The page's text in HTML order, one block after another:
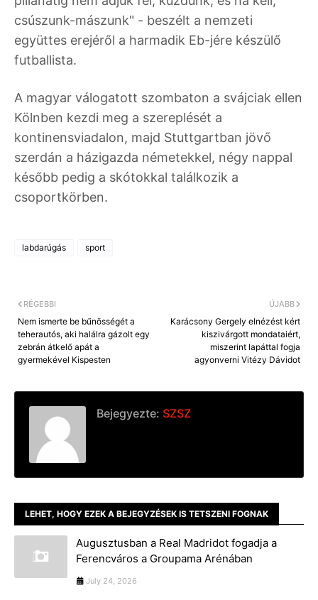
csúszunk-mászunk" - beszélt a nemzeti
együttes erejéről a harmadik Eb-jére készülő
futballista.
A magyar válogatott szombaton a svájciak ellen
Kölnben kezdi meg a szereplését a
kontinensviadalon, majd Stuttgartban jövő
szerdán a házigazda németekkel, négy nappal
később pedig a skótokkal találkozik a
csoportkörben.
labdarúgás sport
ÚJABB
Karácsony Gergely elnézést kért
kiszivárgott mondataiért,
miszerint lapáttal fogja
agyonverni Vitézy Dávidot
RÉGEBBI
Nem ismerte be bűnösségét a
teherautós, aki halálra gázolt egy
zebrán átkelő apát a
gyermekével Kispesten
Bejegyezte: SZSZ
LEHET, HOGY EZEK A BEJEGYZÉSEK IS TETSZENI FOGNAK
Augusztusban a Real Madridot fogadja a
Ferencváros a Groupama Arénában
July 24, 2026